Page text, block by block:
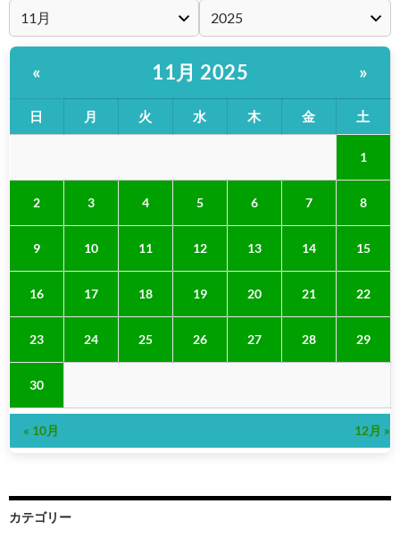
« 11月 2025 »
日 月 火 水 木 金 土
1
2 3 4 5 6 7 8
9 10 11 12 13 14 15
16 17 18 19 20 21 22
23 24 25 26 27 28 29
30
« 10月 12月 »
カテゴリー